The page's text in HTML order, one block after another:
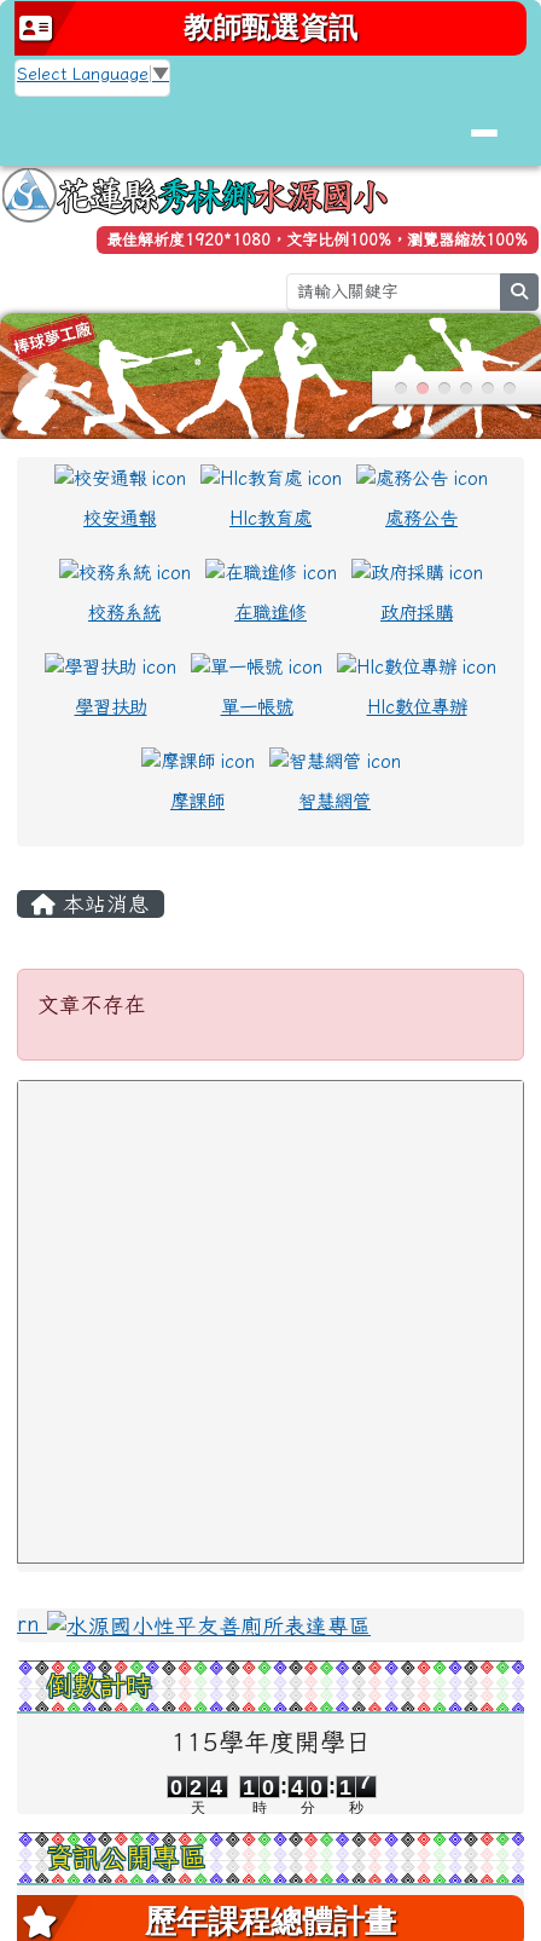
跳至主內容區
花蓮縣秀林鄉水源國小全球資訊網
教師甄選資訊
Select Language ▼
最佳解析度1920*1080，文字比例100%，瀏覽器縮放100%
上中區域內容
校安通報 Hlc教育處 處務公告
校務系統 在職進修 政府採購
學習扶助 單一帳號 Hlc數位專辦
摩課師 智慧網管
本站消息
文章不存在
左邊區域內容
rn
倒數計時
115學年度開學日
0 2 4
天
1 0
時
: 4 0
分
: 1 7
秒
資訊公開專區
歷年課程總體計畫